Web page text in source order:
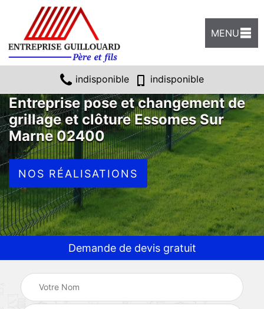
MENU
indisponible indisponible
Entreprise pose et changement de
grillage et clôture Essomes Sur
Marne 02400
NOS RÉALISATIONS
Demande de devis gratuit